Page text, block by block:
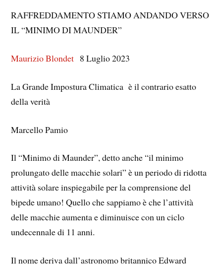
RAFFREDDAMENTO STIAMO ANDANDO VERSO
IL “MINIMO DI MAUNDER”
Maurizio Blondet 8 Luglio 2023
La Grande Impostura Climatica è il contrario esatto
della verità
Marcello Pamio
Il “Minimo di Maunder”, detto anche “il minimo
prolungato delle macchie solari” è un periodo di ridotta
attività solare inspiegabile per la comprensione del
bipede umano! Quello che sappiamo è che l’attività
delle macchie aumenta e diminuisce con un ciclo
undecennale di 11 anni.
Il nome deriva dall’astronomo britannico Edward